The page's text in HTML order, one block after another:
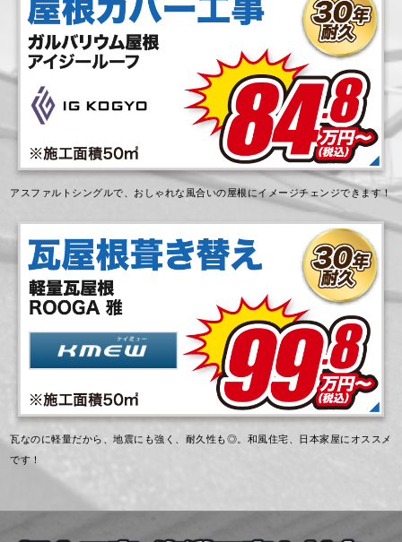
アスファルトシングルで、おしゃれな風合いの屋根にイメージチェンジできます！
瓦なのに軽量だから、地震にも強く、耐久性も◎。和風住宅、日本家屋にオススメ
です！